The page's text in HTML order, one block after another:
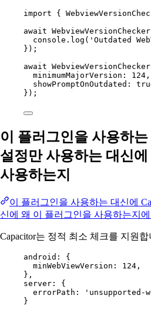
import {
await
console. log ( 'Outdated
});
await
minimumMajorVersion: 124 ,
showPromptOnOutdated:
});
이 플러그인을 사용하
설정만 사용하는 대신
사용하는지
이 플러그인을 사용하는 대신에
신에 왜 이 플러그인을 사용하는지
Capacitor는 정적 최소 체크를 지원합
android : {
minWebViewVersion : 124 ,
},
server : {
errorPath : 'unsupported-
}